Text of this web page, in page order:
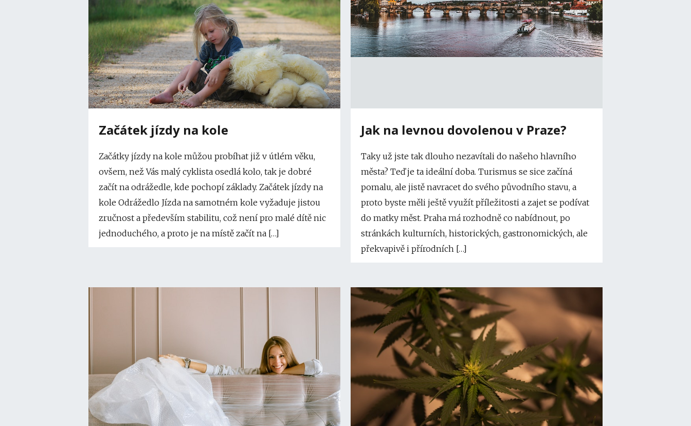
Začátek jízdy na kole
Začátky jízdy na kole můžou probíhat již v útlém věku,
ovšem, než Vás malý cyklista osedlá kolo, tak je dobré
začít na odrážedle, kde pochopí základy. Začátek jízdy na
kole Odrážedlo Jízda na samotném kole vyžaduje jistou
zručnost a především stabilitu, což není pro malé dítě nic
jednoduchého, a proto je na místě začít na […]
Jak na levnou dovolenou v Praze?
Taky už jste tak dlouho nezavítali do našeho hlavního
města? Teď je ta ideální doba. Turismus se sice začíná
pomalu, ale jistě navracet do svého původního stavu, a
proto byste měli ještě využít příležitosti a zajet se podívat
do matky měst. Praha má rozhodně co nabídnout, po
stránkách kulturních, historických, gastronomických, ale
překvapivě i přírodních […]